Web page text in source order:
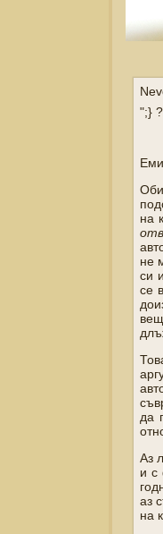
";}
на
не
си
се
да
Аз
и с
аз
на